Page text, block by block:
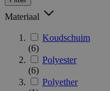
Materiaal
Koudschuim
(6)
Polyester
(6)
Polyether